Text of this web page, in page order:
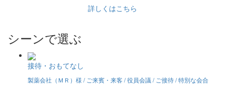
詳しくはこちら
シーンで選ぶ
接待・おもてなし
製薬会社（ＭＲ）様 / ご来賓・来客 / 役員会議 / ご接待 / 特別な会合